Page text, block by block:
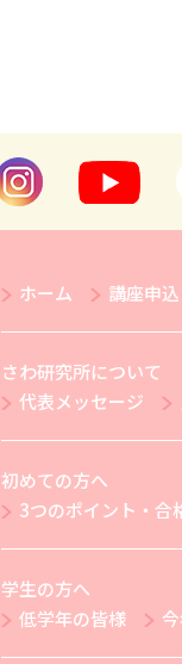
ホーム 講座申込
さわ研究所について
代表メッセージ
初めての方へ
3つのポイント・合
学生の方へ
低学年の皆様